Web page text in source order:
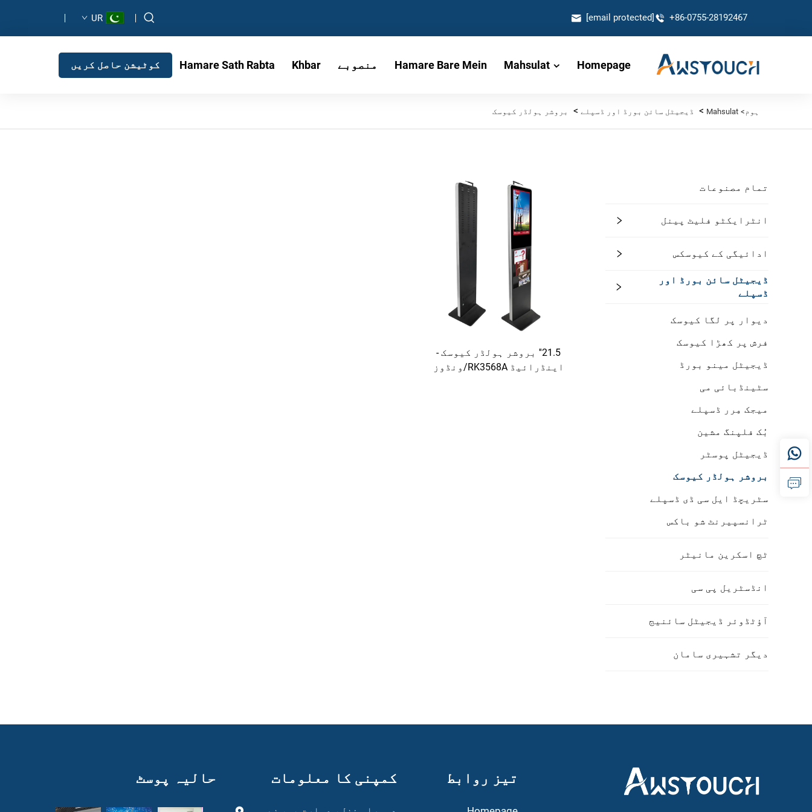
+86-0755-28192467
[email protected]
UR
Homepage
Mahsulat
Hamare Bare Mein منصوبے Khbar
Hamare Sath Rabta کوٹیشن حاصل کریں
ہوم> Mahsulat
> ڈیجیٹل سائن بورڈ اور ڈسپلے > بروشر ہولڈر کیوسک
تمام مصنوعات
انٹرایکٹو فلیٹ پینل
ادائیگی کے کیوسکس
ڈیجیٹل سائن بورڈ اور
ڈسپلے
دیوار پر لگا کیوسک
فرش پر کھڑا کیوسک
ڈیجیٹل مینو بورڈ
سٹینڈبائی می
میجک مِرر ڈسپلے
بُک فلپنگ مشین
ڈیجیٹل پوسٹر
بروشر ہولڈر کیوسک
سٹریچڈ ایل سی ڈی ڈسپلے
ٹرانسپیرنٹ شو باکس
ٹچ اسکرین مانیٹر
انڈسٹریل پی سی
آؤٹڈوئر ڈیجیٹل سائنیج
دیگر تشہیری سامان
21.5'' بروشر ہولڈر کیوسک -
اینڈرائیڈ RK3568A/ونڈوز
تیز روابط کمپنی کا معلومات حالیہ پوسٹ